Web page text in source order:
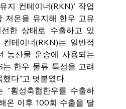
지 컨테이너(RKN)' 작업
저온을 유지해 한우 고유
한 상태로 수출하고 있
테이너(RKN)는 일반적
농산물 운송에 사용되는
는 한우 물류 특성을 고려
다"고 덧붙였다.
"횡성축협한우를 수출하
온 이후 100회 수출을 달